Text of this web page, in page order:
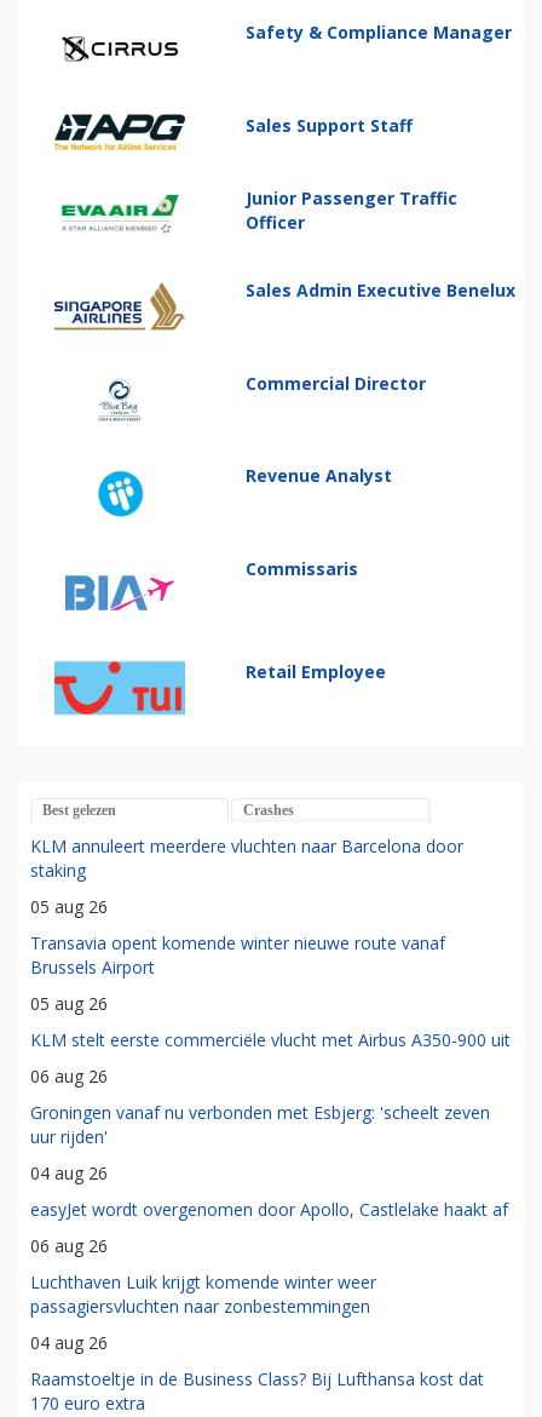
Safety & Compliance Manager
Sales Support Staff
Junior Passenger Traffic
Officer
Sales Admin Executive Benelux
Commercial Director
Revenue Analyst
Commissaris
Retail Employee
Best gelezen Crashes
KLM annuleert meerdere vluchten naar Barcelona door
staking
05 aug 26
Transavia opent komende winter nieuwe route vanaf
Brussels Airport
05 aug 26
KLM stelt eerste commerciële vlucht met Airbus A350-900 uit
06 aug 26
Groningen vanaf nu verbonden met Esbjerg: 'scheelt zeven
uur rijden'
04 aug 26
easyJet wordt overgenomen door Apollo, Castlelake haakt af
06 aug 26
Luchthaven Luik krijgt komende winter weer
passagiersvluchten naar zonbestemmingen
04 aug 26
Raamstoeltje in de Business Class? Bij Lufthansa kost dat
170 euro extra